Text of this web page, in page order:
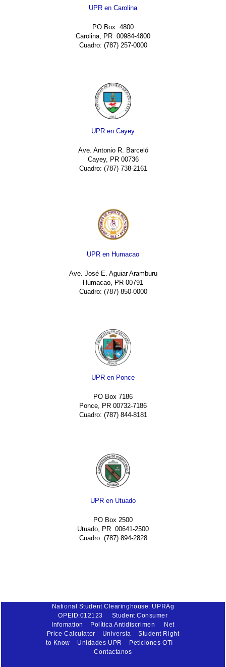
UPR en Carolina
PO Box 4800
Carolina, PR 00984-4800
Cuadro: (787) 257-0000
UPR en Cayey
Ave. Antonio R. Barceló
Cayey, PR 00736
Cuadro: (787) 738-2161
UPR en Humacao
Ave. José E. Aguiar Aramburu
Humacao, PR 00791
Cuadro: (787) 850-0000
UPR en Ponce
PO Box 7186
Ponce, PR 00732-7186
Cuadro: (787) 844-8181
UPR en Utuado
PO Box 2500
Utuado, PR 00641-2500
Cuadro: (787) 894-2828
National Student Clearinghouse: UPRAg
OPEID:012123
Student Consumer
Infomation
Política Antidiscrimen
Net
Price Calculator
Universia
Student Right
to Know
Unidades UPR
Peticiones OTI
Contactanos